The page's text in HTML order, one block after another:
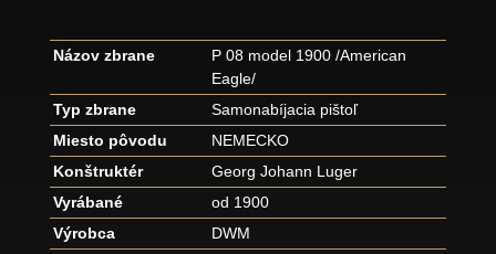
Názov zbrane
P 08 model 1900 /American
Eagle/
Typ zbrane
Samonabíjacia pištoľ
Miesto pôvodu
NEMECKO
Konštruktér
Georg Johann Luger
Vyrábané
od 1900
Výrobca
DWM